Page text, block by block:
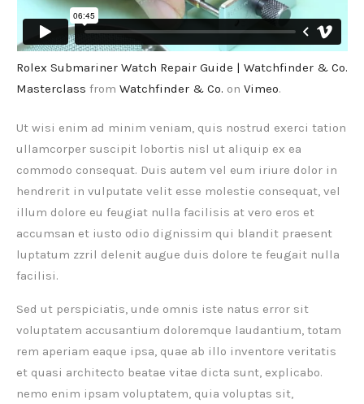
Rolex Submariner Watch Repair Guide | Watchfinder & Co.
Masterclass from Watchfinder & Co. on Vimeo.
Ut wisi enim ad minim veniam, quis nostrud exerci tation
ullamcorper suscipit lobortis nisl ut aliquip ex ea
commodo consequat. Duis autem vel eum iriure dolor in
hendrerit in vulputate velit esse molestie consequat, vel
illum dolore eu feugiat nulla facilisis at vero eros et
accumsan et iusto odio dignissim qui blandit praesent
luptatum zzril delenit augue duis dolore te feugait nulla
facilisi.
Sed ut perspiciatis, unde omnis iste natus error sit
voluptatem accusantium doloremque laudantium, totam
rem aperiam eaque ipsa, quae ab illo inventore veritatis
et quasi architecto beatae vitae dicta sunt, explicabo.
nemo enim ipsam voluptatem, quia voluptas sit,